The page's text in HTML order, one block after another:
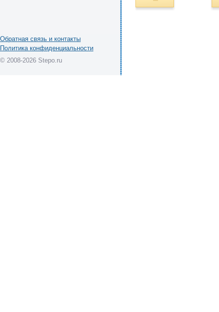
Обратная связь и контакты
Политика конфиденциальности
© 2008-2026 Stepo.ru